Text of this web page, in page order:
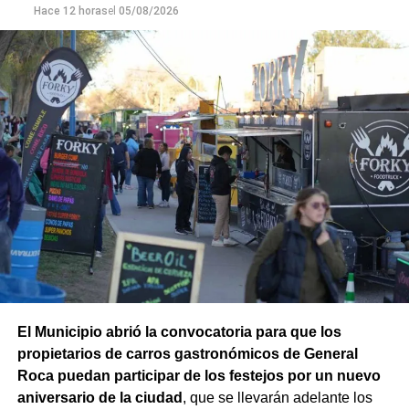
En la misma jornada, el equipo también rescató un
ejemplar de macá plateado, una especie característica de
la Patagonia. El ave fue trasladada para su evaluación y
permanece en rehabilitación, donde recibe los cuidados
necesarios hasta que esté en condiciones de ser liberada
nuevamente en su ambiente natural.
El subsecretario de Fauna Silvestre, Iván López, destacó
el trabajo realizado por los equipos: “Cada rescate refleja
el compromiso de nuestros equipos con la protección de
la fauna silvestre y con una convivencia responsable
Hace 12 horasel 05/08/2026
El Municipio abrió la convocatoria para que los
propietarios de carros gastronómicos de General
Roca puedan participar de los festejos por un nuevo
aniversario de la ciudad , que se llevarán adelante los